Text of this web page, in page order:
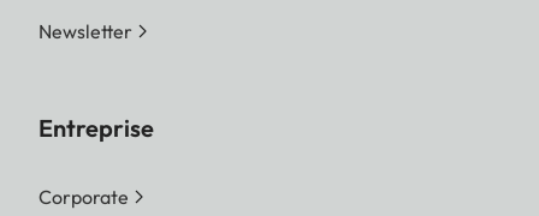
Modes
Newsletter
Entreprise
Corporate